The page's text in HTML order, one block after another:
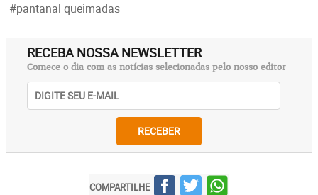
#pantanal queimadas
RECEBA NOSSA NEWSLETTER
Comece o dia com as notícias selecionadas pelo nosso editor
RECEBER
COMPARTILHE